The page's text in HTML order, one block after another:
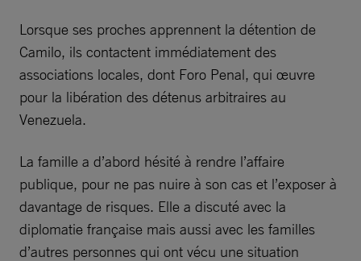
Lorsque ses proches apprennent la détention de
Camilo, ils contactent immédiatement des
associations locales, dont Foro Penal, qui œuvre
pour la libération des détenus arbitraires au
Venezuela.
La famille a d’abord hésité à rendre l’affaire
publique, pour ne pas nuire à son cas et l’exposer à
davantage de risques. Elle a discuté avec la
diplomatie française mais aussi avec les familles
d’autres personnes qui ont vécu une situation